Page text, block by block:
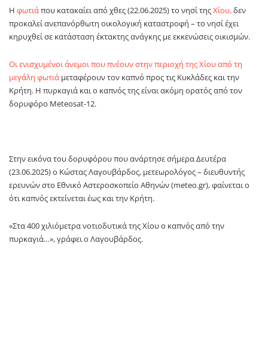
Η φωτιά που κατακαίει από χθες (22.06.2025) το νησί τηςΧίου,δεν
προκαλεί ανεπανόρθωτη οικολογική καταστροφή – το νησί έχει
κηρυχθεί σε κατάσταση έκτακτης ανάγκης με εκκενώσεις οικισμών.
Οι ενισχυμένοι άνεμοι που πνέουν στην περιοχή της Χίου από τη
μεγάλη φωτιά μεταφέρουν τον καπνό προς τις Κυκλάδες και την
Κρήτη. Η πυρκαγιά και ο καπνός της είναι ακόμη ορατός από τον
δορυφόρο Meteosat-12.
Στην εικόνα του δορυφόρου που ανάρτησε σήμερα Δευτέρα
(23.06.2025) ο Κώστας Λαγουβάρδος, μετεωρολόγος – διευθυντής
ερευνών στο Εθνικό Αστεροσκοπείο Αθηνών (meteo.gr), φαίνεται ο
ότι καπνός εκτείνεται έως και την Κρήτη.
«Στα 400 χιλιόμετρα νοτιοδυτικά της Χίου ο καπνός από την
πυρκαγιά…», γράφει ο Λαγουβάρδος.